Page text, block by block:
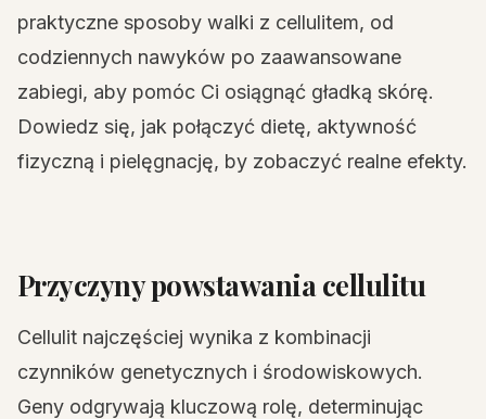
praktyczne sposoby walki z cellulitem, od
codziennych nawyków po zaawansowane
zabiegi, aby pomóc Ci osiągnąć gładką skórę.
Dowiedz się, jak połączyć dietę, aktywność
fizyczną i pielęgnację, by zobaczyć realne efekty.
Przyczyny powstawania cellulitu
Cellulit najczęściej wynika z kombinacji
czynników genetycznych i środowiskowych.
Geny odgrywają kluczową rolę, determinując